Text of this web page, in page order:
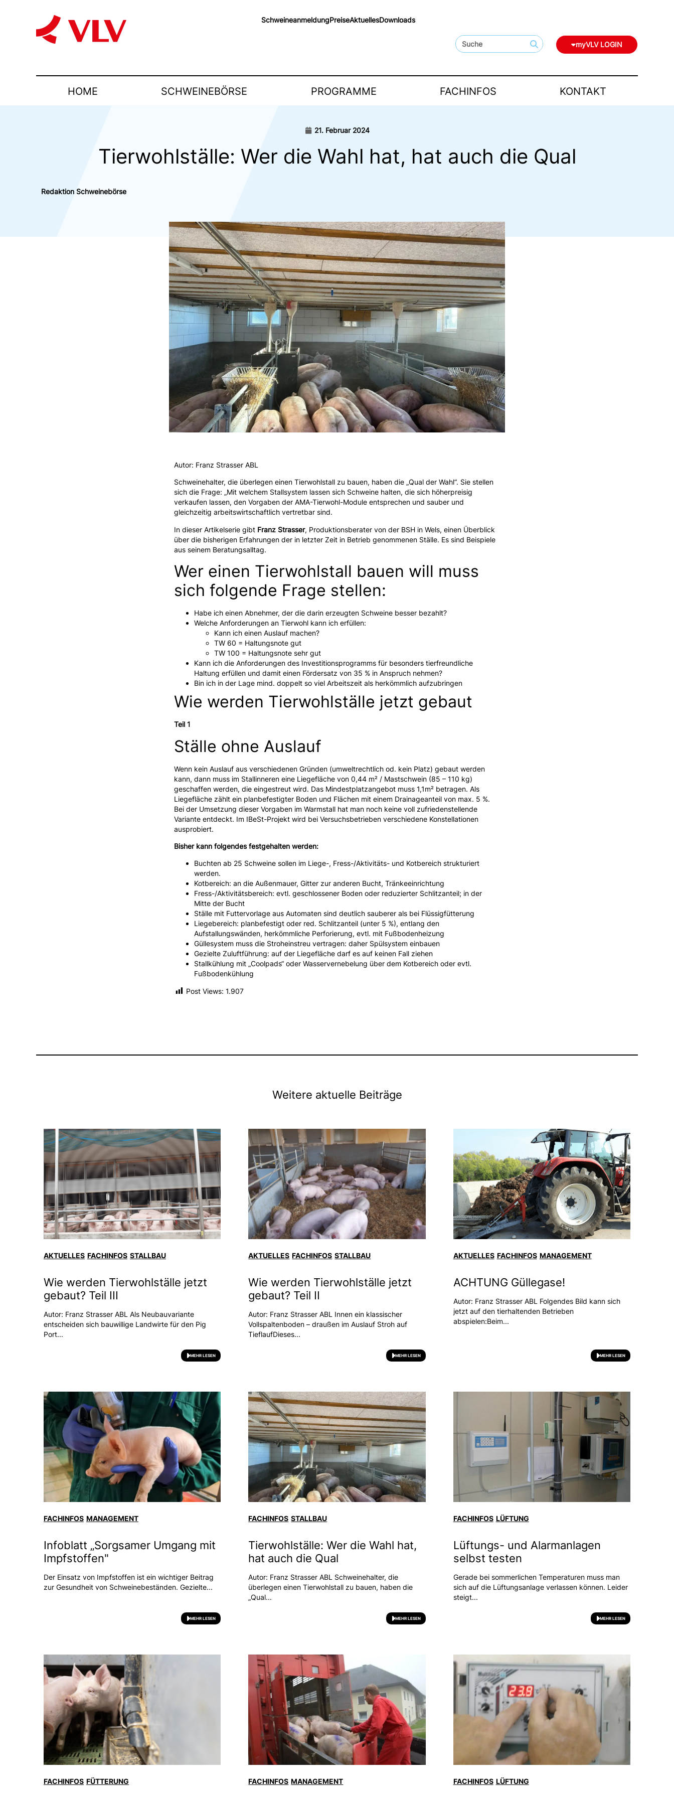
SchweineanmeldungPreiseAktuellesDownloads
myVLV LOGIN
HOME SCHWEINEBÖRSE PROGRAMME FACHINFOS KONTAKT
21. Februar 2024
Tierwohlställe: Wer die Wahl hat, hat auch die Qual
Redaktion Schweinebörse
Autor: Franz Strasser ABL
Schweinehalter, die überlegen einen Tierwohlstall zu bauen, haben die „Qual der Wahl“. Sie stellen
sich die Frage: „Mit welchem Stallsystem lassen sich Schweine halten, die sich höherpreisig
verkaufen lassen, den Vorgaben der AMA-Tierwohl-Module entsprechen und sauber und
gleichzeitig arbeitswirtschaftlich vertretbar sind.
In dieser Artikelserie gibt Franz Strasser, Produktionsberater von der BSH in Wels, einen Überblick
über die bisherigen Erfahrungen der in letzter Zeit in Betrieb genommenen Ställe. Es sind Beispiele
aus seinem Beratungsalltag.
Wer einen Tierwohlstall bauen will muss
sich folgende Frage stellen:
Habe ich einen Abnehmer, der die darin erzeugten Schweine besser bezahlt?
Welche Anforderungen an Tierwohl kann ich erfüllen:
Kann ich einen Auslauf machen?
TW 60 = Haltungsnote gut
TW 100 = Haltungsnote sehr gut
Kann ich die Anforderungen des Investitionsprogramms für besonders tierfreundliche
Haltung erfüllen und damit einen Fördersatz von 35 % in Anspruch nehmen?
Bin ich in der Lage mind. doppelt so viel Arbeitszeit als herkömmlich aufzubringen
Wie werden Tierwohlställe jetzt gebaut
Teil 1
Ställe ohne Auslauf
Wenn kein Auslauf aus verschiedenen Gründen (umweltrechtlich od. kein Platz) gebaut werden
kann, dann muss im Stallinneren eine Liegefläche von 0,44 m² / Mastschwein (85 – 110 kg)
geschaffen werden, die eingestreut wird. Das Mindestplatzangebot muss 1,1m² betragen. Als
Liegefläche zählt ein planbefestigter Boden und Flächen mit einem Drainageanteil von max. 5 %.
Bei der Umsetzung dieser Vorgaben im Warmstall hat man noch keine voll zufriedenstellende
Variante entdeckt. Im IBeSt-Projekt wird bei Versuchsbetrieben verschiedene Konstellationen
ausprobiert.
Bisher kann folgendes festgehalten werden:
Buchten ab 25 Schweine sollen im Liege-, Fress-/Aktivitäts- und Kotbereich strukturiert
werden.
Kotbereich: an die Außenmauer, Gitter zur anderen Bucht, Tränkeeinrichtung
Fress-/Aktivitätsbereich: evtl. geschlossener Boden oder reduzierter Schlitzanteil; in der
Mitte der Bucht
Ställe mit Futtervorlage aus Automaten sind deutlich sauberer als bei Flüssigfütterung
Liegebereich: planbefestigt oder red. Schlitzanteil (unter 5 %), entlang den
Aufstallungswänden, herkömmliche Perforierung, evtl. mit Fußbodenheizung
Güllesystem muss die Stroheinstreu vertragen: daher Spülsystem einbauen
Gezielte Zuluftführung: auf der Liegefläche darf es auf keinen Fall ziehen
Stallkühlung mit „Coolpads“ oder Wasservernebelung über dem Kotbereich oder evtl.
Fußbodenkühlung
Post Views: 1.907
Weitere aktuelle Beiträge
AKTUELLES FACHINFOS STALLBAU
Wie werden Tierwohlställe jetzt
gebaut? Teil III
Autor: Franz Strasser ABL Als Neubauvariante
entscheiden sich bauwillige Landwirte für den Pig
Port...
MEHR LESEN
AKTUELLES FACHINFOS STALLBAU
Wie werden Tierwohlställe jetzt
gebaut? Teil II
Autor: Franz Strasser ABL Innen ein klassischer
Vollspaltenboden – draußen im Auslauf Stroh auf
TieflaufDieses...
MEHR LESEN
AKTUELLES FACHINFOS MANAGEMENT
ACHTUNG Güllegase!
Autor: Franz Strasser ABL Folgendes Bild kann sich
jetzt auf den tierhaltenden Betrieben
abspielen:Beim...
MEHR LESEN
FACHINFOS MANAGEMENT
Infoblatt „Sorgsamer Umgang mit
Impfstoffen"
Der Einsatz von Impfstoffen ist ein wichtiger Beitrag
zur Gesundheit von Schweinebeständen. Gezielte...
MEHR LESEN
FACHINFOS STALLBAU
Tierwohlställe: Wer die Wahl hat,
hat auch die Qual
Autor: Franz Strasser ABL Schweinehalter, die
überlegen einen Tierwohlstall zu bauen, haben die
„Qual...
MEHR LESEN
FACHINFOS LÜFTUNG
Lüftungs- und Alarmanlagen
selbst testen
Gerade bei sommerlichen Temperaturen muss man
sich auf die Lüftungsanlage verlassen können. Leider
steigt...
MEHR LESEN
FACHINFOS FÜTTERUNG FACHINFOS MANAGEMENT FACHINFOS LÜFTUNG